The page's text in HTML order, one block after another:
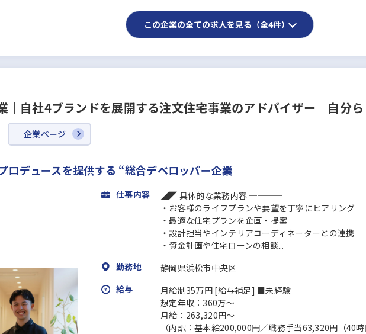
この企業の全ての求人を見る（全4件）
｜自社4ブランドを展開する注文住宅事業のアドバイザー｜自分
企業ページ
ロデュースを提供する “総合デベロッパー企業
仕事内容
◢◤ 具体的な業務内容 ────
・お客様のライフプランや要望を丁寧にヒアリング
・最適な住宅プランを企画・提案
・設計担当やインテリアコーディネーターとの連携
・資金計画や住宅ローンの相談...
勤務地
静岡県浜松市中央区
給与
月給制35万円 [給与補足] ■未経験
想定年収：360万～
月給：263,320円～
（内訳：基本給200,000円／職務手当63,320円（40時